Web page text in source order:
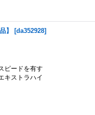
】 [da352928]
ピードを有す
キストラハイ